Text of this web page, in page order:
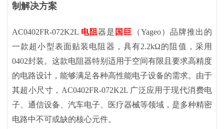
制解决方案
AC0402FR-072K2L 电阻器是 国巨 （Yageo）品牌推出的
一款超小型表面贴装电阻器，具有2.2kΩ的阻值，采用
0402封装。这款电阻器特别适用于空间有限且要求高精度
的电路设计，能够满足各种高性能电子设备的需求。由于
其超小尺寸，AC0402FR-072K2L 广泛应用于现代消费电
子、通信设备、汽车电子、医疗器械等领域，是多种精密
电路中不可或缺的核心元件。